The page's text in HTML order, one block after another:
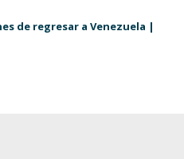
de regresar a Venezuela |